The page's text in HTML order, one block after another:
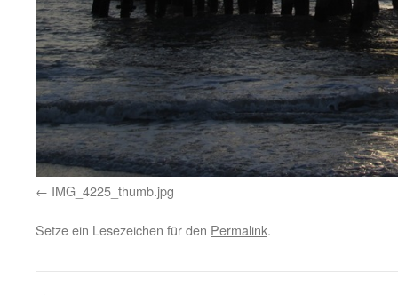
IMG_4225_thumb.jpg
Setze ein Lesezeichen für den Permalink.